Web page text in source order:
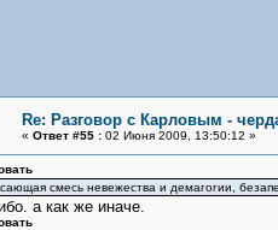
Re: Разговор с Карловым -
« Ответ #55 :02 Июня 2009, 13:50:12 »
смесь невежества и демагогии,
а как же иначе.